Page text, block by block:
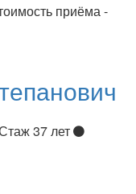
приёма -
37 лет